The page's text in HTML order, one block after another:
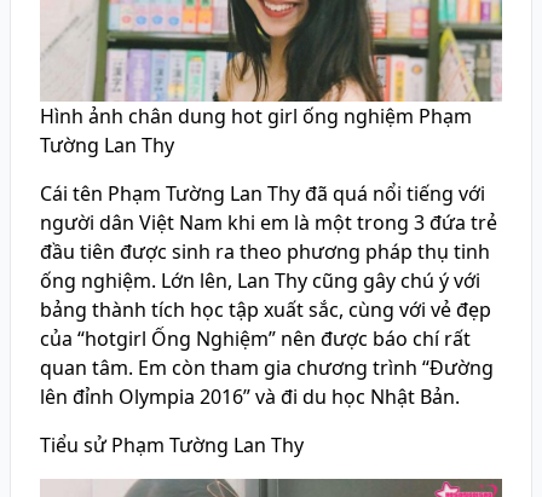
Hình ảnh chân dung hot girl ống nghiệm Phạm
Tường Lan Thy
Cái tên Phạm Tường Lan Thy đã quá nổi tiếng với
người dân Việt Nam khi em là một trong 3 đứa trẻ
đầu tiên được sinh ra theo phương pháp thụ tinh
ống nghiệm. Lớn lên, Lan Thy cũng gây chú ý với
bảng thành tích học tập xuất sắc, cùng với vẻ đẹp
của “hotgirl Ống Nghiệm” nên được báo chí rất
quan tâm. Em còn tham gia chương trình “Đường
lên đỉnh Olympia 2016” và đi du học Nhật Bản.
Tiểu sử Phạm Tường Lan Thy